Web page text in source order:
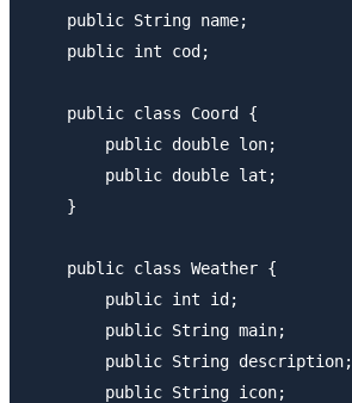
    public String name;
    public int cod;
    public class Coord {
        public double lon;
        public double lat;
    }
    public class Weather {
        public int id;
        public String main;
        public String description;
        public String icon;